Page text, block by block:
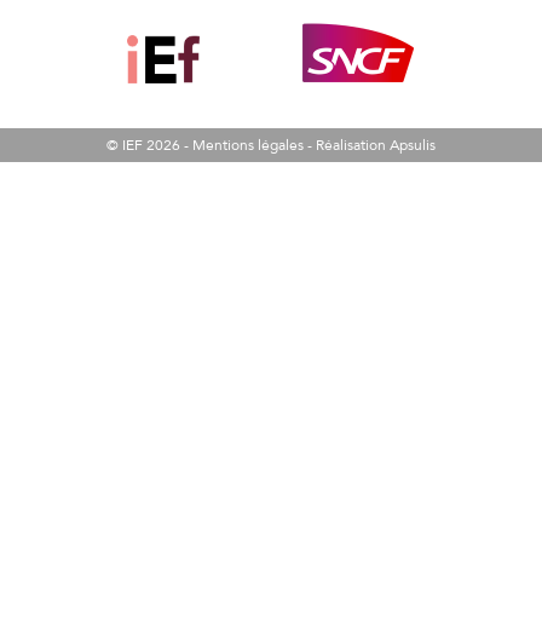
© IEF 2026 - Mentions légales- Réalisation Apsulis